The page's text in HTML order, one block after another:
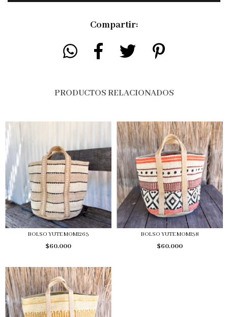
Compartir:
PRODUCTOS RELACIONADOS
BOLSO YUTE MOMI263
$60.000
BOLSO YUTE MOMI38
$60.000